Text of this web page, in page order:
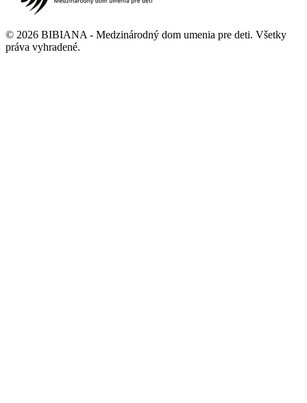
© 2026 BIBIANA - Medzinárodný dom umenia pre deti. Všetky
práva vyhradené.